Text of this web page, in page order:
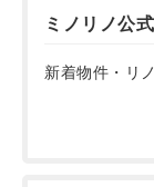
ミノリノ公式
新着物件・リ